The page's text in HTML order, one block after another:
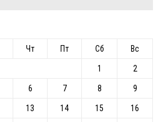
Чт Пт Сб Вс
1 2
6 7 8 9
13 14 15 16